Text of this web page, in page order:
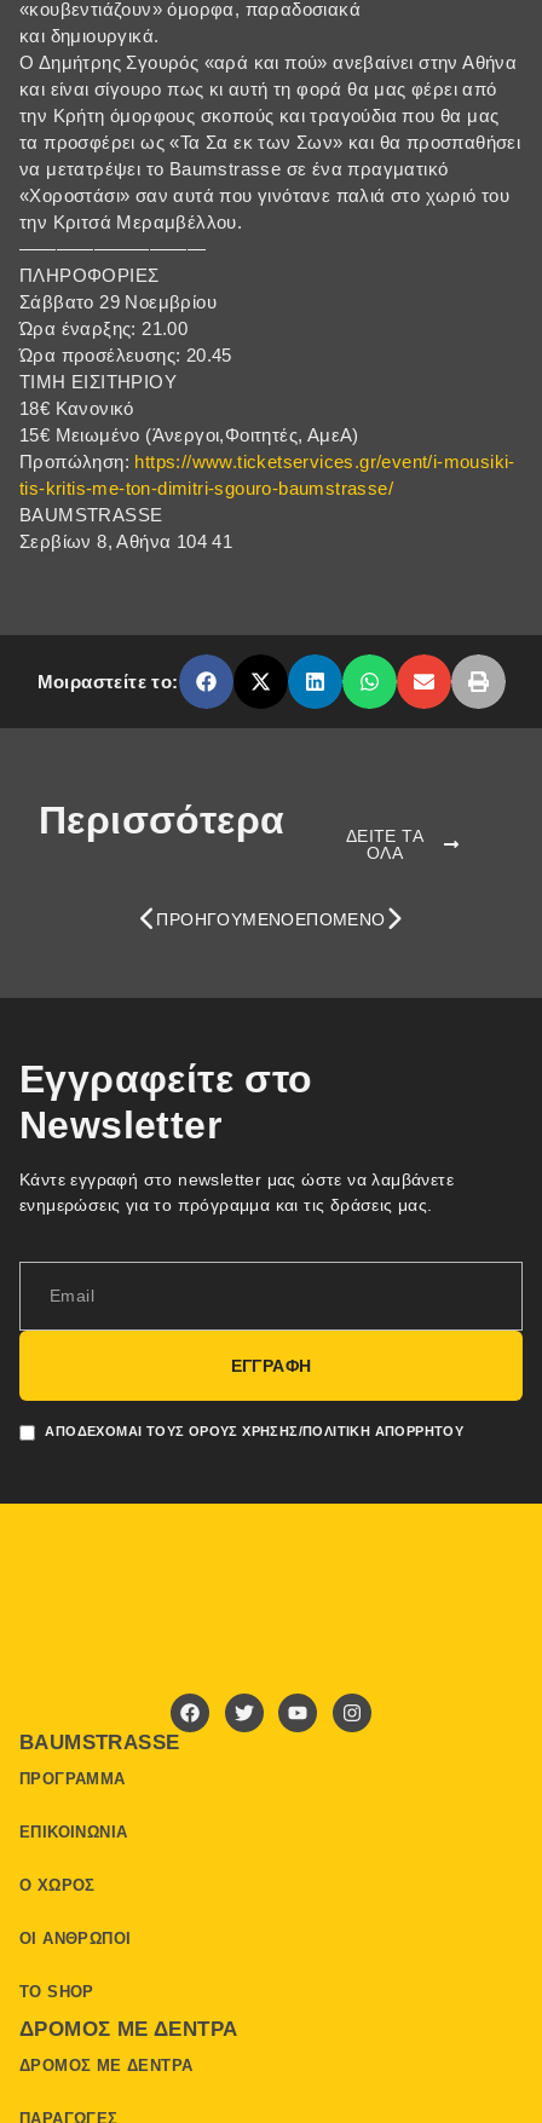
«κουβεντιάζουν» όμορφα, παραδοσιακά
και δημιουργικά.
Ο Δημήτρης Σγουρός «αρά και πού» ανεβαίνει στην Αθήνα
και είναι σίγουρο πως κι αυτή τη φορά θα μας φέρει από
την Κρήτη όμορφους σκοπούς και τραγούδια που θα μας
τα προσφέρει ως «Τα Σα εκ των Σων» και θα προσπαθήσει
να μετατρέψει το Baumstrasse σε ένα πραγματικό
«Χοροστάσι» σαν αυτά που γινότανε παλιά στο χωριό του
την Κριτσά Μεραμβέλλου.
——————————
ΠΛΗΡΟΦΟΡΙΕΣ
Σάββατο 29 Νοεμβρίου
Ώρα έναρξης: 21.00
Ώρα προσέλευσης: 20.45
ΤΙΜΗ ΕΙΣΙΤΗΡΙΟΥ
18€ Κανονικό
15€ Μειωμένο (Άνεργοι,Φοιτητές, ΑμεΑ)
Προπώληση: https://www.ticketservices.gr/event/i-mousiki-
tis-kritis-me-ton-dimitri-sgouro-baumstrasse/
BAUMSTRASSE
Σερβίων 8, Αθήνα 104 41
Μοιραστείτε το:
Περισσότερα
ΔΕΙΤΕ ΤΑ
ΟΛΑ
ΠΡΟΗΓΟΎΜΕΝΟΕΠΌΜΕΝΟ
Εγγραφείτε στο
Newsletter
Κάντε εγγραφή στο newsletter μας ώστε να λαμβάνετε
ενημερώσεις για το πρόγραμμα και τις δράσεις μας.
ΑΠΟΔΈΧΟΜΑΙ ΤΟΥΣ ΌΡΟΥΣ ΧΡΉΣΗΣ/ΠΟΛΙΤΙΚΉ ΑΠΟΡΡΉΤΟΥ
ΕΓΓΡΑΦΗ
BAUMSTRASSE
ΠΡΌΓΡΑΜΜΑ
ΕΠΙΚΟΙΝΩΝΊΑ
Ο ΧΏΡΟΣ
ΟΙ ΆΝΘΡΩΠΟΙ
ΤΟ SHOP
ΔΡΌΜΟΣ ΜΕ ΔΈΝΤΡΑ
ΔΡΌΜΟΣ ΜΕ ΔΈΝΤΡΑ
ΠΑΡΑΓΩΓΈΣ